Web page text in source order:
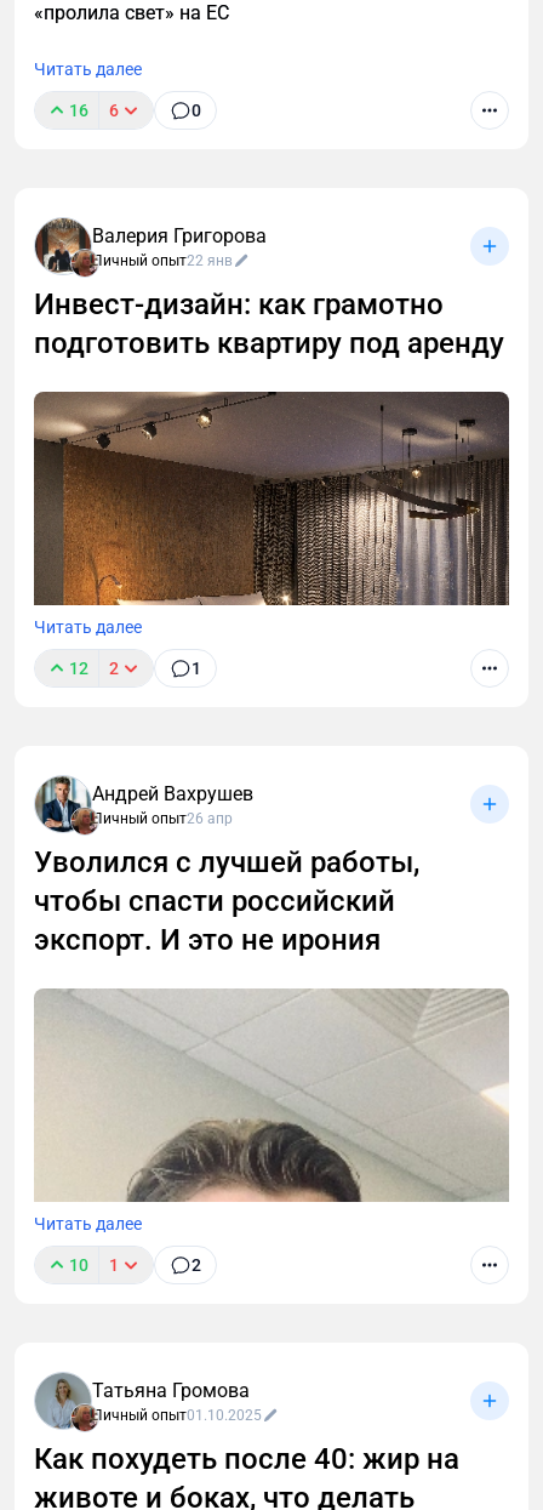
«пролила свет» на ЕС
Читать далее
16 6 0
Валерия Григорова
Личный опыт22 янв
Инвест‑дизайн: как грамотно
подготовить квартиру под аренду
В этой статье разберём, чем инвестиционный
проект отличается от «классического» ремонта,
как собственнику избежать типичных ошибок и
максимально окупить вложения.
Читать далее
12 2 1
Андрей Вахрушев
Личный опыт26 апр
Уволился с лучшей работы,
чтобы спасти российский
экспорт. И это не ирония
Читать далее
10 1 2
Татьяна Громова
Личный опыт01.10.2025
Как похудеть после 40: жир на
животе и боках, что делать